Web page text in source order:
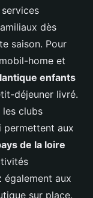
dès
saison. Pour
home et
enfants
déjeuner livré.
les clubs
permettent aux
de la loire
également aux
sur place.